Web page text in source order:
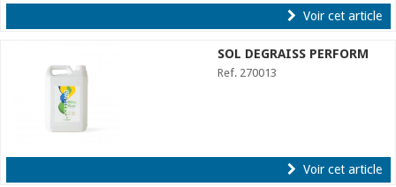
Voir cet article
SOL DEGRAISS PERFORM
Ref. 270013
Voir cet article